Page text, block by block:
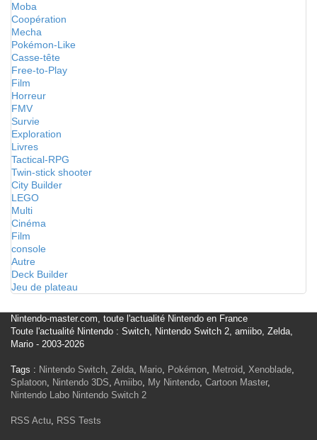
Moba
Coopération
Mecha
Pokémon-Like
Casse-tête
Free-to-Play
Film
Horreur
FMV
Survie
Exploration
Livres
Tactical-RPG
Twin-stick shooter
City Builder
LEGO
Multi
Cinéma
Film
console
Autre
Deck Builder
Jeu de plateau
Nintendo-master.com, toute l'actualité Nintendo en France
Toute l'actualité Nintendo : Switch, Nintendo Switch 2, amiibo, Zelda,
Mario - 2003-2026
Tags : Nintendo Switch, Zelda, Mario, Pokémon, Metroid, Xenoblade,
Splatoon, Nintendo 3DS, Amiibo, My Nintendo, Cartoon Master,
Nintendo Labo Nintendo Switch 2
RSS Actu, RSS Tests